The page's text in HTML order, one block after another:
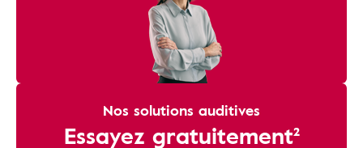
Nos solutions auditives
Essayez gratuitement²